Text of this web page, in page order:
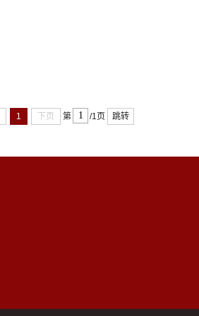
1 下页 第 /1页 跳转